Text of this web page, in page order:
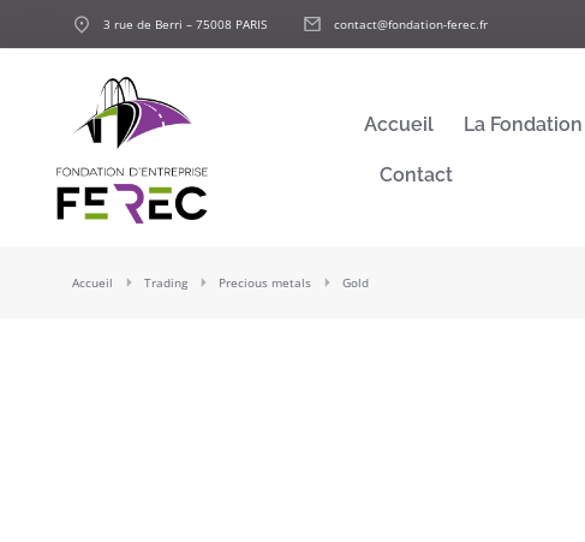
3 rue de Berri – 75008 PARIS contact@fondation-ferec.fr
Accueil La Fondation
Contact
Vous êtes ici :
Accueil Trading Precious metals Gold